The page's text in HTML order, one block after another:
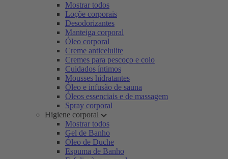
Mostrar todos
Loçõe corporais
Desodorizantes
Manteiga corporal
Óleo corporal
Creme anticelulite
Cremes para pescoço e colo
Cuidados íntimos
Mousses hidratantes
Óleo e infusão de sauna
Óleos essenciais e de massagem
Spray corporal
Higiene corporal
Mostrar todos
Gel de Banho
Óleo de Duche
Espuma de Banho